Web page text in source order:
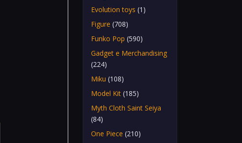
Evolution toys (1)
Figure (708)
Funko Pop (590)
Gadget e Merchandising
(224)
Miku (108)
Model Kit (185)
Myth Cloth Saint Seiya
(84)
One Piece (210)